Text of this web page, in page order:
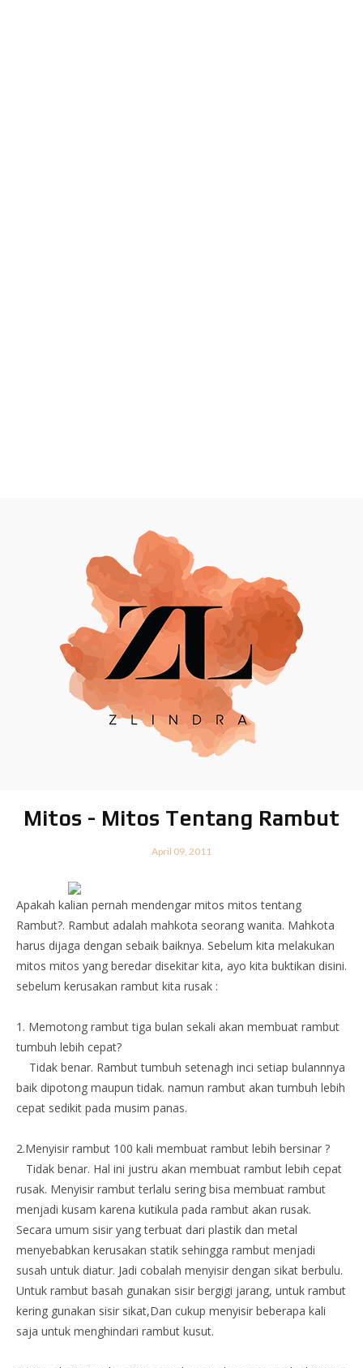
Mitos - Mitos Tentang Rambut
April 09, 2011
Apakah kalian pernah mendengar mitos mitos tentang
Rambut?. Rambut adalah mahkota seorang wanita. Mahkota
harus dijaga dengan sebaik baiknya. Sebelum kita melakukan
mitos mitos yang beredar disekitar kita, ayo kita buktikan disini.
sebelum kerusakan rambut kita rusak :
1. Memotong rambut tiga bulan sekali akan membuat rambut
tumbuh lebih cepat?
Tidak benar. Rambut tumbuh setenagh inci setiap bulannnya
baik dipotong maupun tidak. namun rambut akan tumbuh lebih
cepat sedikit pada musim panas.
2.Menyisir rambut 100 kali membuat rambut lebih bersinar ?
Tidak benar. Hal ini justru akan membuat rambut lebih cepat
rusak. Menyisir rambut terlalu sering bisa membuat rambut
menjadi kusam karena kutikula pada rambut akan rusak.
Secara umum sisir yang terbuat dari plastik dan metal
menyebabkan kerusakan statik sehingga rambut menjadi
susah untuk diatur. Jadi cobalah menyisir dengan sikat berbulu.
Untuk rambut basah gunakan sisir bergigi jarang, untuk rambut
kering gunakan sisir sikat,Dan cukup menyisir beberapa kali
saja untuk menghindari rambut kusut.